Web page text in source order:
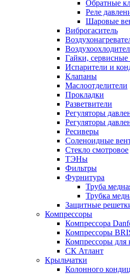
Обратные
Реле
Шаровые
Виброгаситель
Гайки,
Испарители и
Клапаны
Маслоотделители
Прокладки
Разветвители
Регуляторы
Регуляторы
Ресиверы
Соленоидные
Стекло смотровое
ТЭНы
Фильтры
Фурнитура
Труба
Трубка
Защитные
Компрессоры
Компрессора
Компрессоры
Компрессоры для
СК Атлант
Крыльчатки
Колонного